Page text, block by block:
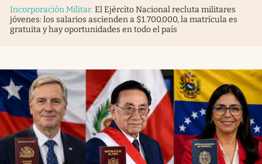
Incorporación Militar. El Ejército Nacional recluta militares
jóvenes: los salarios ascienden a $1.700.000, la matrícula es
gratuita y hay oportunidades en todo el país